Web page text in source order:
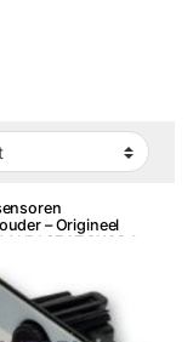
– Origineel
AUDI SEAT SKODA